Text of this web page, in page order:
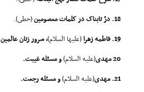
18. درّ تابناک در کلمات معصومین
(خطى).
19. فاطمه زهرا
(علیها السلام)، سرور زنان عالمین
20 مهدى
(علیه السلام)و مسئله غیبت.
21. مهدى
(علیه السلام)و مسئله رجعت.